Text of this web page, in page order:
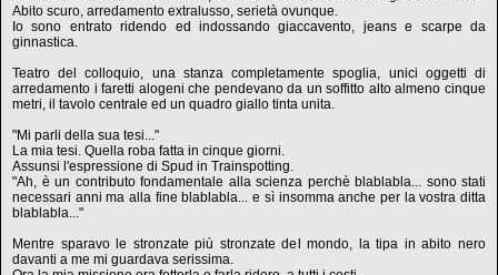
Abito scuro, arredamento extralusso, serietà ovunque.
Io sono entrato ridendo ed indossando giaccavento, jeans e scarpe da
ginnastica.
Teatro del colloquio, una stanza completamente spoglia, unici oggetti di
arredamento i faretti alogeni che pendevano da un soffitto alto almeno cinque
metri, il tavolo centrale ed un quadro giallo tinta unita.
"Mi parli della sua tesi..."
La mia tesi. Quella roba fatta in cinque giorni.
Assunsi l'espressione di Spud in Trainspotting.
"Ah, è un contributo fondamentale alla scienza perchè blablabla... sono stati
necessari anni ma alla fine blablabla... e sì insomma anche per la vostra ditta
blablabla..."
Mentre sparavo le stronzate più stronzate del mondo, la tipa in abito nero
davanti a me mi guardava serissima.